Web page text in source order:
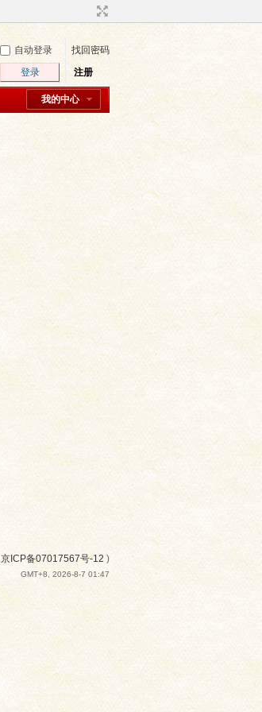
自动登录
找回密码
登录 注册
我的中心
京ICP备07017567号-12 )
GMT+8, 2026-8-7 01:47